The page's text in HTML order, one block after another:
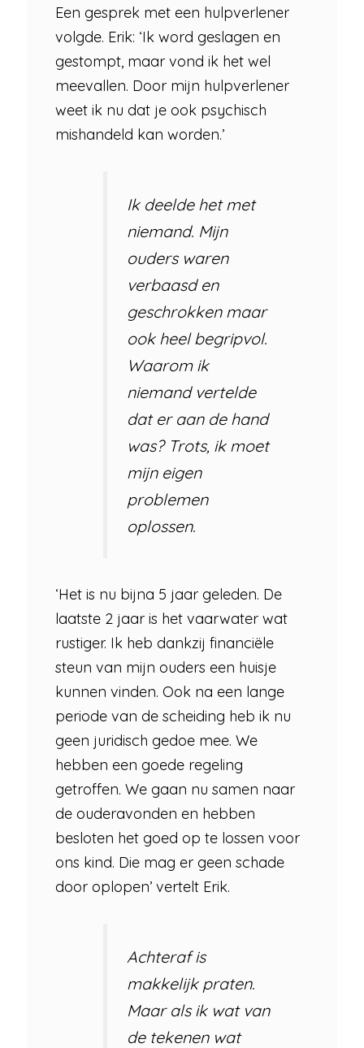
Een gesprek met een hulpverlener
volgde. Erik: ‘Ik word geslagen en
gestompt, maar vond ik het wel
meevallen. Door mijn hulpverlener
weet ik nu dat je ook psychisch
mishandeld kan worden.’
Ik deelde het met
niemand. Mijn
ouders waren
verbaasd en
geschrokken maar
ook heel begripvol.
Waarom ik
niemand vertelde
dat er aan de hand
was? Trots, ik moet
mijn eigen
problemen
oplossen.
‘Het is nu bijna 5 jaar geleden. De
laatste 2 jaar is het vaarwater wat
rustiger. Ik heb dankzij financiële
steun van mijn ouders een huisje
kunnen vinden. Ook na een lange
periode van de scheiding heb ik nu
geen juridisch gedoe mee. We
hebben een goede regeling
getroffen. We gaan nu samen naar
de ouderavonden en hebben
besloten het goed op te lossen voor
ons kind. Die mag er geen schade
door oplopen’ vertelt Erik.
Achteraf is
makkelijk praten.
Maar als ik wat van
de tekenen wat